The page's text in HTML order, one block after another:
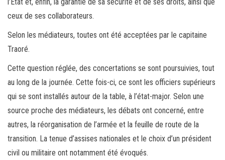
ceux de ses collaborateurs.
Selon les médiateurs, toutes ont été acceptées par le capitaine
Traoré.
Cette question réglée, des concertations se sont poursuivies, tout
au long de la journée. Cette fois-ci, ce sont les officiers supérieurs
qui se sont installés autour de la table, à l’état-major. Selon une
source proche des médiateurs, les débats ont concerné, entre
autres, la réorganisation de l’armée et la feuille de route de la
transition. La tenue d’assises nationales et le choix d’un président
civil ou militaire ont notamment été évoqués.